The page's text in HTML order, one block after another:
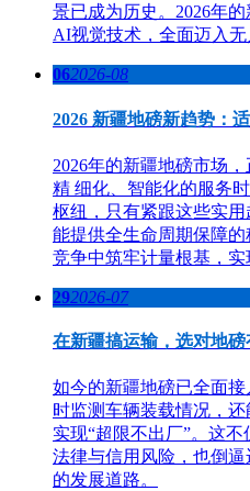
景已成为历史。2026年
AI视觉技术，全面迈入无
062026-08
2026 新疆地磅新趋势：
2026年的新疆地磅市场
精 细化、智能化的服务
枢纽，只有紧跟这些实用
能提供全生命周期保障
竞争中筑牢计量根基，实
292026-07
在新疆搞运输，选对地磅
如今的新疆地磅已全面
时监测车辆装载情况，
实现“超限不出厂”。这
法律与信用风险，也倒
的发展道路。